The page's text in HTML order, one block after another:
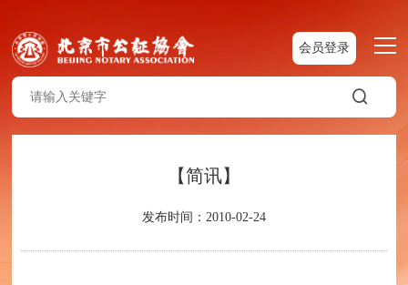
会员登录
【简讯】
发布时间：2010-02-24